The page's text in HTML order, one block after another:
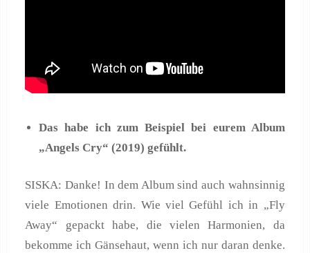
Das habe ich zum Beispiel bei eurem Album
„Angels Cry“ (2019) gefühlt.
SISKA: Danke! In dem Album sind auch wahnsinnig
viele Emotionen drin. Wie viel Gefühl ich in „Fly
Away“ gepackt habe, die vielen Harmonien, da
bekomme ich Gänsehaut, wenn ich nur daran denke.